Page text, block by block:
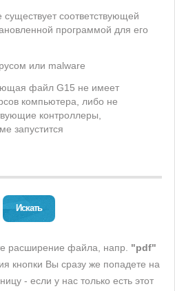
существует соответствующей
программой для его
или malware
файл G15 не имеет
компьютера, либо не
контроллеры,
запустится
Искать
расширение файла, напр. "pdf"
кнопки Вы сразу же попадете на
- если у нас только есть этот